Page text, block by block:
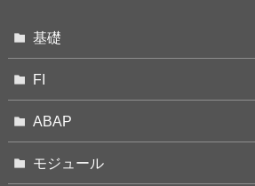
基礎
FI
ABAP
モジュール